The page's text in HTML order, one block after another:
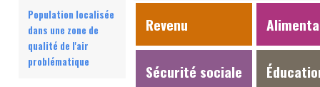
Population localisée
dans une zone de
qualité de l'air
problématique
Revenu
Sécurité sociale